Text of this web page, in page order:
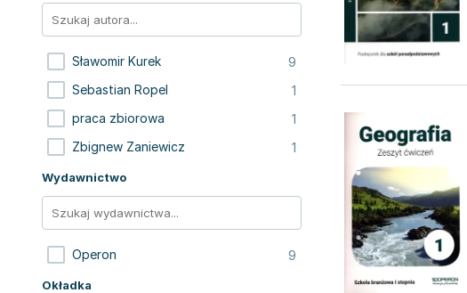
Sławomir Kurek 9
Sebastian Ropel 1
praca zbiorowa 1
Zbignew Zaniewicz 1
Wydawnictwo
Operon 9
Okładka